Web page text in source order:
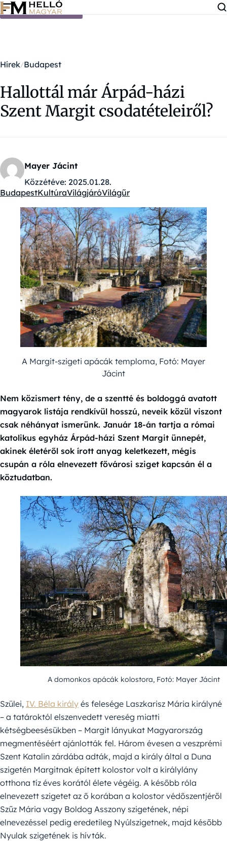
Ugrás a tartalomra
Hírek Budapest
Hallottál már Árpád-házi
Szent Margit csodatételeiről?
Mayer Jácint
Közzétéve: 2025.01.28.
Kategóriák:
BudapestKultúraVilágjáróVilágűr
A Margit-szigeti apácák temploma, Fotó: Mayer
Jácint
Nem közismert tény, de a szentté és boldoggá avatott
magyarok listája rendkívül hosszú, neveik közül viszont
csak néhányat ismerünk. Január 18-án tartja a római
katolikus egyház Árpád-házi Szent Margit ünnepét,
akinek életéről sok írott anyag keletkezett, mégis
csupán a róla elnevezett fővárosi sziget kapcsán él a
köztudatban.
A domonkos apácák kolostora, Fotó: Mayer Jácint
Szülei, IV. Béla király és felesége Laszkarisz Mária királyné
– a tatároktól elszenvedett vereség miatti
kétségbeesésükben – Margit lányukat Magyarország
megmentéséért ajánlották fel. Három évesen a veszprémi
Szent Katalin zárdába adták, majd a király által a Duna
szigetén Margitnak épített kolostor volt a királylány
otthona tíz éves korától élete végéig. A később róla
elnevezett szigetet az ő korában a kolostor védőszentjéről
Szűz Mária vagy Boldog Asszony szigetének, népi
elnevezéssel pedig eredetileg Nyúlszigetnek, majd később
Nyulak szigetének is hívták.